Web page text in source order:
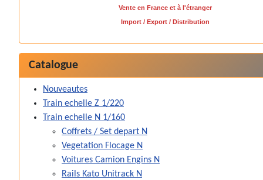
Vente en France et à l'étranger
Import / Export / Distribution
Catalogue
Nouveautes
Train echelle Z 1/220
Train echelle N 1/160
Coffrets / Set depart N
Vegetation Flocage N
Voitures Camion Engins N
Rails Kato Unitrack N